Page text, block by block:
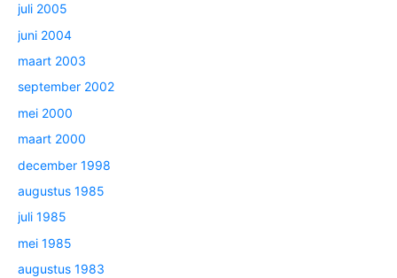
juli 2005
juni 2004
maart 2003
september 2002
mei 2000
maart 2000
december 1998
augustus 1985
juli 1985
mei 1985
augustus 1983